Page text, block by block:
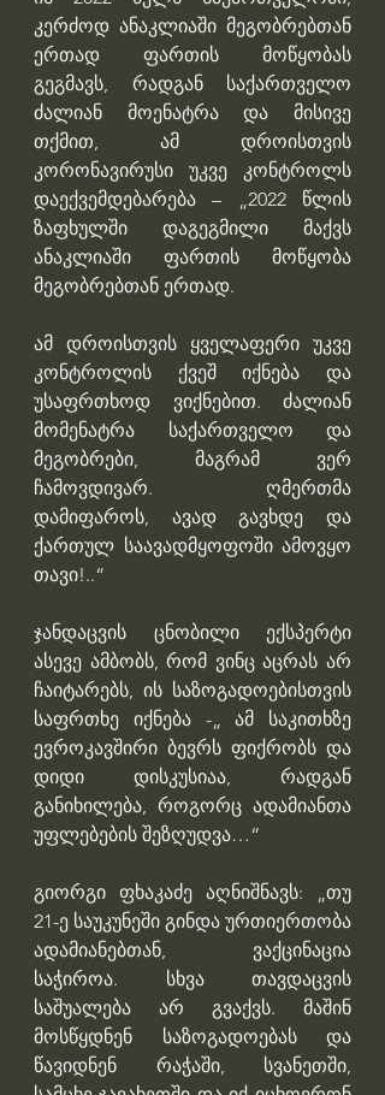
კერძოდ ანაკლიაში მეგობრებთან
ერთად ფართის მოწყობას
გეგმავს, რადგან საქართველო
ძალიან მოენატრა და მისივე
თქმით, ამ დროისთვის
კორონავირუსი უკვე კონტროლს
დაექვემდებარება – „2022 წლის
ზაფხულში დაგეგმილი მაქვს
ანაკლიაში ფართის მოწყობა
მეგობრებთან ერთად.
ამ დროისთვის ყველაფერი უკვე
კონტროლის ქვეშ იქნება და
უსაფრთხოდ ვიქნებით. ძალიან
მომენატრა საქართველო და
მეგობრები, მაგრამ ვერ
ჩამოვდივარ. ღმერთმა
დამიფაროს, ავად გავხდე და
ქართულ საავადმყოფოში ამოვყო
თავი!..“
ჯანდაცვის ცნობილი ექსპერტი
ასევე ამბობს, რომ ვინც აცრას არ
ჩაიტარებს, ის საზოგადოებისთვის
საფრთხე იქნება -„ ამ საკითხზე
ევროკავშირი ბევრს ფიქრობს და
დიდი დისკუსიაა, რადგან
განიხილება, როგორც ადამიანთა
უფლებების შეზღუდვა…“
გიორგი ფხაკაძე აღნიშნავს: „თუ
21-ე საუკუნეში გინდა ურთიერთობა
ადამიანებთან, ვაქცინაცია
საჭიროა. სხვა თავდაცვის
საშუალება არ გვაქვს. მაშინ
მოსწყდნენ საზოგადოებას და
წავიდნენ რაჭაში, სვანეთში,